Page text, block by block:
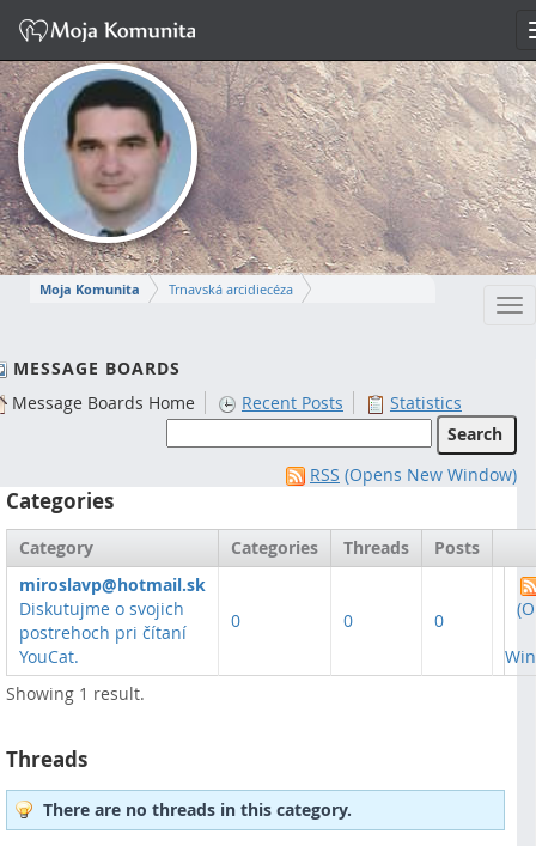
Moja Komunita
Trnavská arcidiecéza
MIROSLAV
Napísať správu
MESSAGE BOARDS
Message Boards Home
Recent Posts Statistics
RSS (Opens New Window)
Categories
Category Categories Threads
Posts
miroslavp@hotmail.sk
Diskutujme o svojich
postrehoch pri čítaní
YouCat.
0 0 0
Showing 1 result.
Threads
There are no threads in this category.